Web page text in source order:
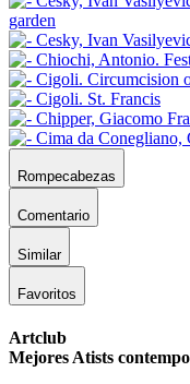
Rompecabezas
Comentario
Similar
Favoritos
Artclub
Mejores Atists